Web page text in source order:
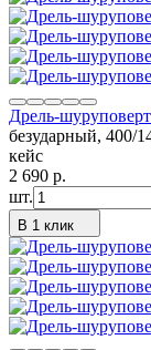
Дрель-
безударный, 400/
кейс
2 690 p.
шт.
В 1 клик